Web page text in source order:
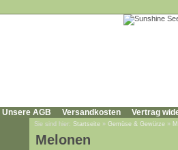
Unsere AGB Versandkosten Vertrag
Sie sind hier: Startseite » Gemüse & Gewürze »
Melonen